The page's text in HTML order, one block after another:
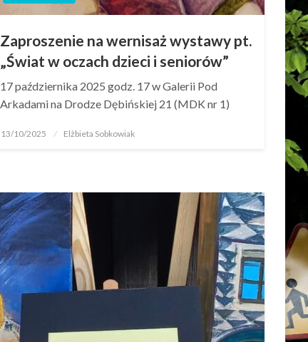
Zaproszenie na wernisaż wystawy pt.
„Świat w oczach dzieci i seniorów”
17 października 2025 godz. 17 w Galerii Pod
Arkadami na Drodze Dębińskiej 21 (MDK nr 1)
13/10/2025 Elżbieta Sobkowiak